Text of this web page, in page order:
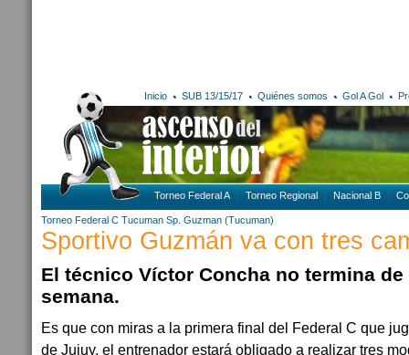
Inicio SUB 13/15/17 Quiénes somos Gol A Gol
Torneo Federal A Torneo Regional Nacional B
Torneo Federal C Tucuman Sp. Guzman (Tucuman)
Sportivo Guzmán va con tres
El técnico Víctor Concha no termina
semana.
Es que con miras a la primera final del Federal C que
de Jujuy, el entrenador estará obligado a realizar tres